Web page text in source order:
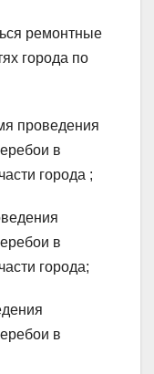
ремонтные
города по
проведения
в
города ;
в
города;
в